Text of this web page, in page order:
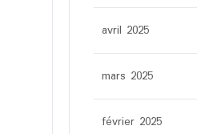
avril 2025
mars 2025
février 2025